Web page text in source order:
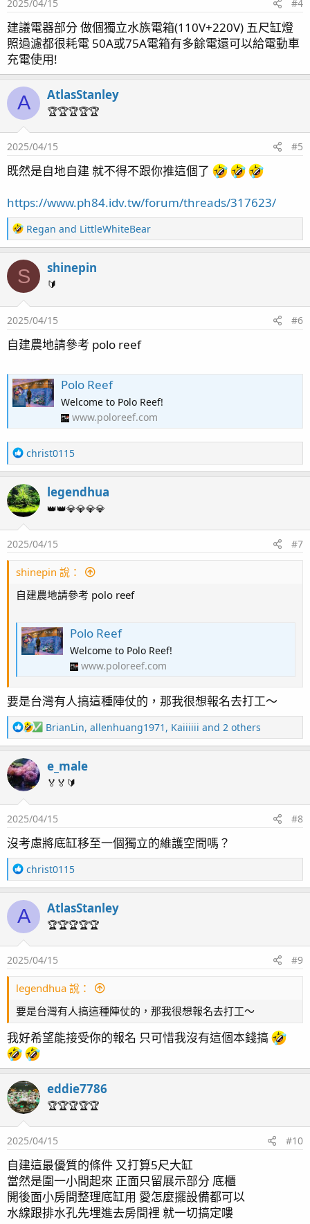
2025/04/15 #4
建議電器部分 做個獨立水族電箱(110V+220V) 五尺缸燈
照過濾都很耗電 50A或75A電箱有多餘電還可以給電動車
充電使用!
A AtlasStanley
🏆🏆🏆🏆🏆
2025/04/15 #5
既然是自地自建 就不得不跟你推這個了
https://www.ph84.idv.tw/forum/threads/317623/
R
e
c
t
i
o
n
：
Regan and LittleWhiteBear
S shinepin
🔰
2025/04/15 #6
自建農地請參考 polo reef
Polo Reef
Welcome to Polo Reef!
www.poloreef.com
R
e
c
t
i
o
n
：
christ0115
legendhua
👑👑💎💎💎💎
2025/04/15 #7
shinepin 說：
自建農地請參考 polo reef
Polo Reef
Welcome to Polo Reef!
www.poloreef.com
要是台灣有人搞這種陣仗的，那我很想報名去打工～
R
e
c
o
n
：
BrianLin, allenhuang1971 , Kaiiiiii and 2 others
e_male
🏅🏅🔰
2025/04/15 #8
沒考慮將底缸移至一個獨立的維護空間嗎？
R
e
c
t
i
o
n
：
christ0115
A AtlasStanley
🏆🏆🏆🏆🏆
2025/04/15 #9
legendhua 說：
要是台灣有人搞這種陣仗的，那我很想報名去打工～
我好希望能接受你的報名 只可惜我沒有這個本錢搞
eddie7786
🏆🏆🏆🏆🏆
2025/04/15 #10
自建這最優質的條件 又打算5尺大缸
當然是圍一小間起來 正面只留展示部分 底櫃
開後面小房間整理底缸用 愛怎麼擺設備都可以
水線跟排水孔先埋進去房間裡 就一切搞定嘍